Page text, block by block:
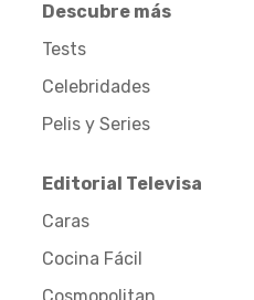
Descubre más
Tests
Celebridades
Pelis y Series
Editorial Televisa
Caras
Cocina Fácil